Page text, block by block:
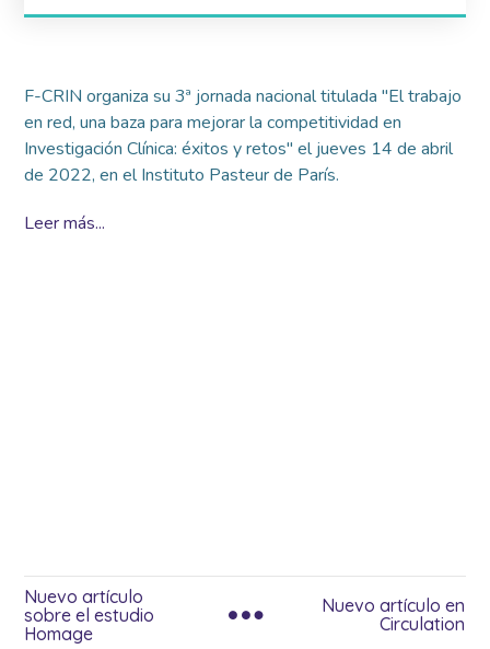
F-CRIN organiza su 3ª jornada nacional titulada "El trabajo
en red, una baza para mejorar la competitividad en
Investigación Clínica: éxitos y retos" el jueves 14 de abril
de 2022, en el Instituto Pasteur de París.
Leer más...
Nuevo artículo
sobre el estudio
Homage
Nuevo artículo en
Circulation